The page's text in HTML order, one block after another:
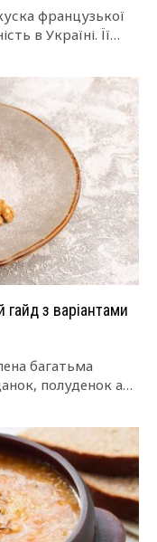
французької
в Україні. Її
з варіантами
багатьма
полуденок або